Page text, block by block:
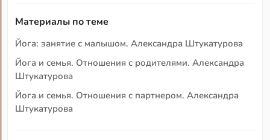
Материалы по теме
Йога: занятие с малышом. Александра Штукатурова
Йога и семья. Отношения с родителями. Александра
Штукатурова
Йога и семья. Отношения с партнером. Александра
Штукатурова